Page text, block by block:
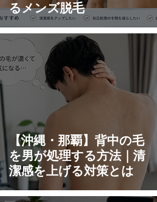
るメンズ脱毛
【沖縄・那覇】背中の毛
を男が処理する方法｜清
潔感を上げる対策とは